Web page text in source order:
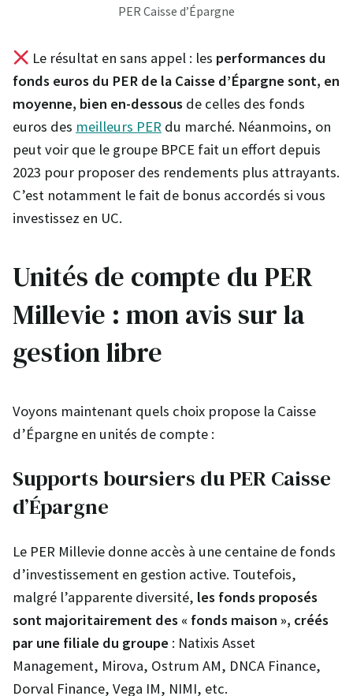
PER Caisse d’Épargne
Le résultat en sans appel : les performances du
fonds euros du PER de la Caisse d’Épargne sont, en
moyenne, bien en-dessous de celles des fonds
euros des meilleurs PER du marché. Néanmoins, on
peut voir que le groupe BPCE fait un effort depuis
2023 pour proposer des rendements plus attrayants.
C’est notamment le fait de bonus accordés si vous
investissez en UC.
Unités de compte du PER
Millevie : mon avis sur la
gestion libre
Voyons maintenant quels choix propose la Caisse
d’Épargne en unités de compte :
Supports boursiers du PER Caisse
d’Épargne
Le PER Millevie donne accès à une centaine de fonds
d’investissement en gestion active. Toutefois,
malgré l’apparente diversité, les fonds proposés
sont majoritairement des « fonds maison », créés
par une filiale du groupe : Natixis Asset
Management, Mirova, Ostrum AM, DNCA Finance,
Dorval Finance, Vega IM, NIMI, etc.